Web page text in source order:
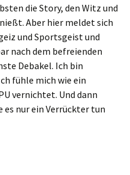
die Story, den Witz und
Aber hier meldet sich
und Sportsgeist und
nach dem befreienden
Debakel. Ich bin
fühle mich wie ein
vernichtet. Und dann
es nur ein Verrückter tun